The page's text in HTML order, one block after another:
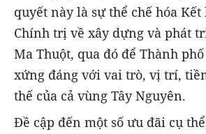
quyết này là sự thể chế hóa Kết
Chính trị về xây dựng và phát
Ma Thuột, qua đó để Thành
xứng đáng với vai trò, vị trí,
thế của cả vùng Tây Nguyên.
Đề cập đến một số ưu đãi cụ